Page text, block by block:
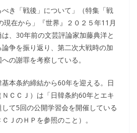
き「戦後」について」（特集「戦
現在から」『世界』２０２５年11月
、30年前の文芸評論家加藤典洋と
争を振り返り、第二次大戦時の加
の謝罪を考察している。
本条約締結から60年を迎える。日
ＣＣＪ）は「日韓条約60年とエキ
て5回の公開学習会を開催している
ＪのＨＰを参照のこと）。